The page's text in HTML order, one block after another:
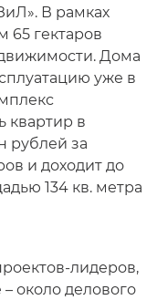
В рамках
65 гектаров
Дома
уже в
квартир в
рублей за
и доходит до
134 кв. метра
лидеров,
около делового